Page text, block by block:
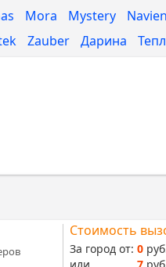
Mora Mystery Navien
Zauber Дарина
Стоимость
За город от: 0